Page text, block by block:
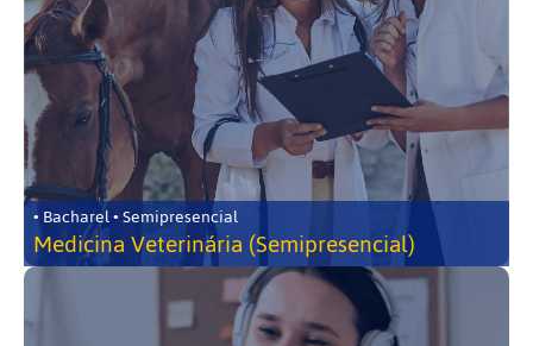
• Bacharel • Semipresencial
Medicina Veterinária (Semipresencial)